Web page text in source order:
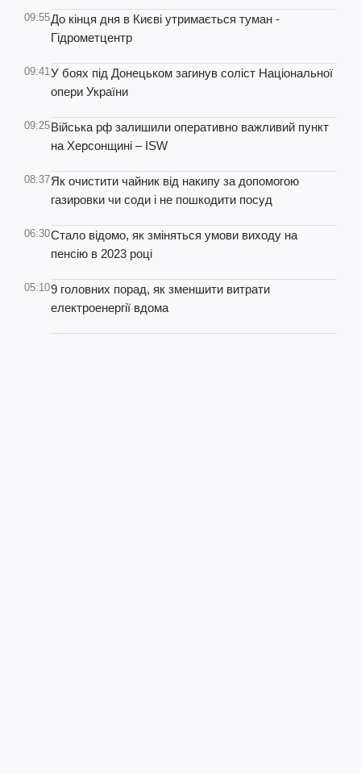
09:55До кінця дня в Києві утримається туман -
Гідрометцентр
09:41У боях під Донецьком загинув соліст Національної
опери України
09:25Війська рф залишили оперативно важливий пункт
на Херсонщині – ISW
08:37Як очистити чайник від накипу за допомогою
газировки чи соди і не пошкодити посуд
06:30Стало відомо, як зміняться умови виходу на
пенсію в 2023 році
05:109 головних порад, як зменшити витрати
електроенергії вдома